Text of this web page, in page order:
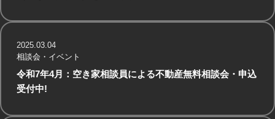
令和7年4月：空き家相談員による不動産無料相談会・申込
受付中!
2025.03.04
相談会・イベント